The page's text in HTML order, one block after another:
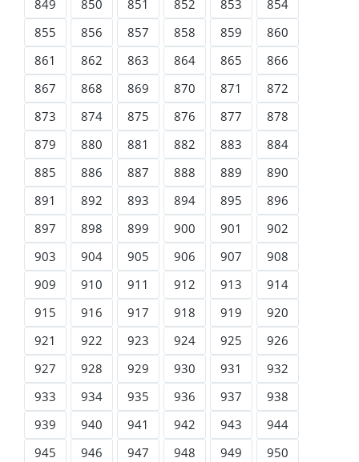
849
850 851 852 853
854
855
856 857 858 859
860
861
862 863 864 865
866
867
868 869 870 871
872
873
874 875 876 877
878
879
880 881 882 883
884
885
886 887 888 889
890
891
892 893 894 895
896
897
898 899 900 901
902
903
904 905 906 907
908
909
910 911 912 913
914
915
916 917 918 919
920
921
922 923 924 925
926
927
928 929 930 931
932
933
934 935 936 937
938
939
940 941 942 943
944
945
946 947 948 949
950